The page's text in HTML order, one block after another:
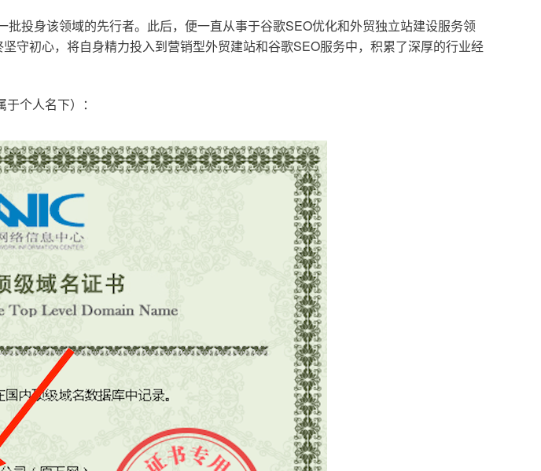
投身该领域的先行者。此后，便一直从事于谷歌SEO优化和外贸独立站建设服务领
守初心，将自身精力投入到营销型外贸建站和谷歌SEO服务中，积累了深厚的行业经
个人名下）：